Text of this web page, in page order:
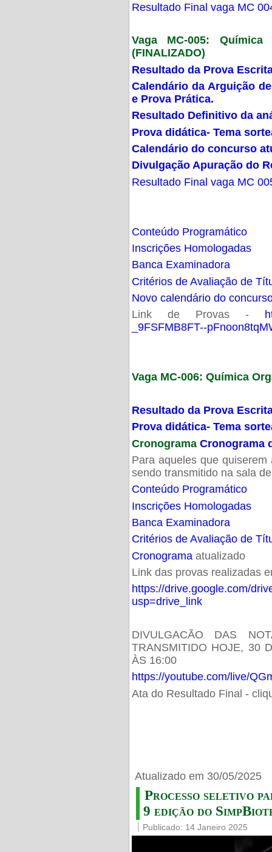
Resultado Final vaga MC
Vaga MC-005:
(FINALIZADO)
Resultado da Prova
Calendário da Arguição
e Prova Prática.
Resultado Definitivo da
Prova didática- Tema
Calendário do concurso
Divulgação Apuração do
Resultado Final vaga MC
Conteúdo Programático
Inscrições Homologadas
Banca Examinadora
Critérios de Avaliação de
Novo calendário do
Link de Provas -
_9FSFMB8FT--
Vaga MC-006: Química
Resultado da Prova
Prova didática- Tema
Cronograma Cronograma
Para aqueles que
sendo transmitido na sala
Conteúdo Programático
Inscrições Homologadas
Banca Examinadora
Critérios de Avaliação de
Cronogramaatualizado
Link das provas realizadas
https://drive.google.com/
usp=drive_link
DIVULGACÃO DAS
TRANSMITIDO HOJE, 30
ÀS 16:00
https://youtube.com/live/
Ata do Resultado Final -
Atualizado em 30/05/2025
Processo seletivo
9 edição do
Publicado: 14 Janeiro 2025